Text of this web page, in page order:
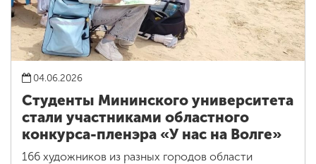
04.06.2026
Студенты Мининского университета
стали участниками областного
конкурса-пленэра «У нас на Волге»
166 художников из разных городов области